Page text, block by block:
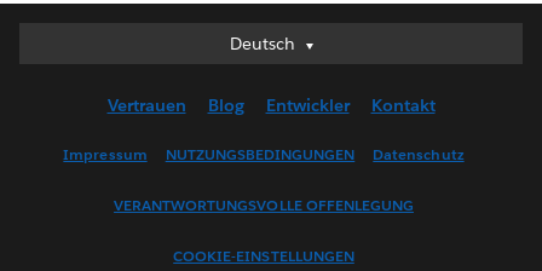
Deutsch
Deutsch
English (US)
Français (France)
Vertrauen Blog Entwickler Kontakt
Impressum NUTZUNGSBEDINGUNGEN Datenschutz
VERANTWORTUNGSVOLLE OFFENLEGUNG
COOKIE-EINSTELLUNGEN